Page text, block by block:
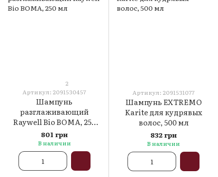
2
Артикул: 2091530457
Шампунь
разглаживающий
Raywell Bio BOMA, 250
мл
801 грн
В наличии
Артикул: 2091531077
Шампунь EXTREMO
Karite для кудрявых
волос, 500 мл
832 грн
В наличии